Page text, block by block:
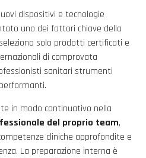
dispositivi e tecnologie
uno dei fattori chiave della
solo prodotti certificati e
di comprovata
sanitari strumenti
in modo continuativo nella
del proprio team,
cliniche approfondite e
La preparazione interna è